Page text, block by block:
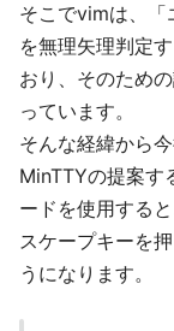
そこでvimは、「
を無理矢理判定
おり、そのため
っています。
そんな経緯から
MinTTYの提案す
ードを使用する
スケープキーを
うになります。